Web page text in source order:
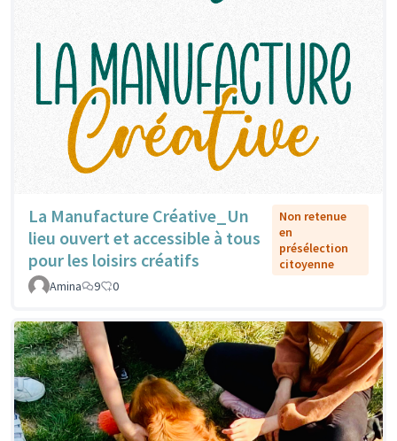
La Manufacture Créative_Un
lieu ouvert et accessible à tous
pour les loisirs créatifs
Non retenue
en
présélection
citoyenne
Amina
9 0